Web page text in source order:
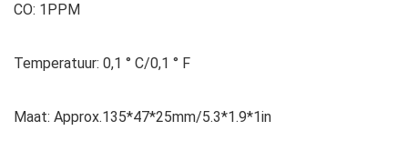
CO: 1PPM
Temperatuur: 0,1 ° C/0,1 ° F
Maat: Approx.135*47*25mm/5.3*1.9*1in